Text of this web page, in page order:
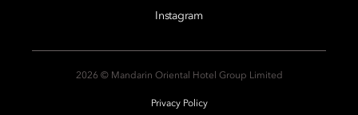
Instagram
2026 © Mandarin Oriental Hotel Group Limited
Privacy Policy